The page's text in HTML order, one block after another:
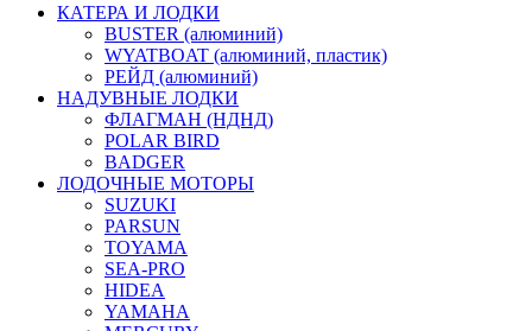
КАТЕРА И ЛОДКИ
BUSTER (алюминий)
WYATBOAT (алюминий, пластик)
РЕЙД (алюминий)
НАДУВНЫЕ ЛОДКИ
ФЛАГМАН (НДНД)
POLAR BIRD
BADGER
ЛОДОЧНЫЕ МОТОРЫ
SUZUKI
PARSUN
TOYAMA
SEA-PRO
HIDEA
YAMAHA